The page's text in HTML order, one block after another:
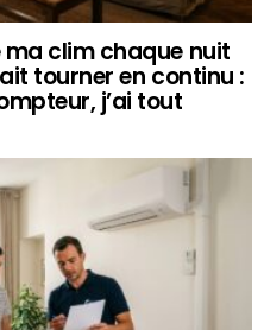
ma clim chaque nuit
tourner en continu :
j’ai tout